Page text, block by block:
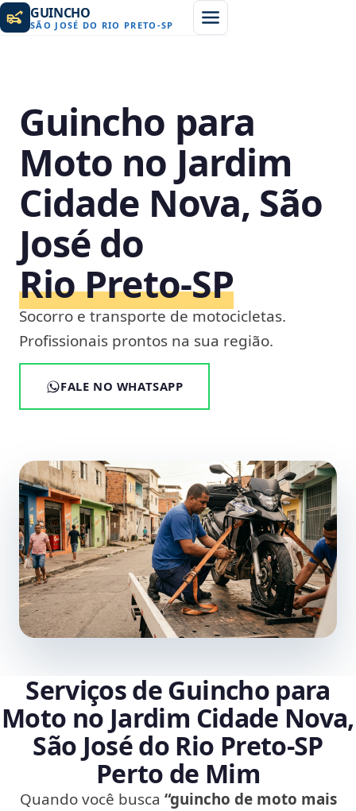
GUINCHO
SÃO JOSÉ DO RIO PRETO -SP
Guincho para
Moto no Jardim
Cidade Nova, São
José do
Rio Preto‑SP
Socorro e transporte de motocicletas.
Profissionais prontos na sua região.
FALE NO WHATSAPP
Serviços de Guincho para
Moto no Jardim Cidade Nova,
São José do Rio Preto‑SP
Perto de Mim
Quando você busca “guincho de moto mais